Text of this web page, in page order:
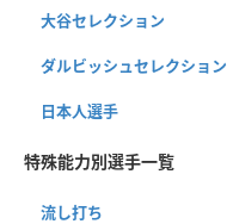
大谷セレクション
ダルビッシュセレクション
日本人選手
特殊能力別選手一覧
流し打ち